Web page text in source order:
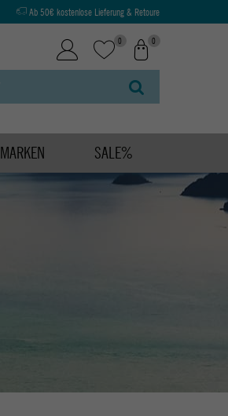
Ab 50€ kostenlose Lieferung & Retoure
0 0
MARKEN SALE%